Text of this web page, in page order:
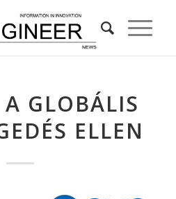
GLOBÁLIS
ELLEN